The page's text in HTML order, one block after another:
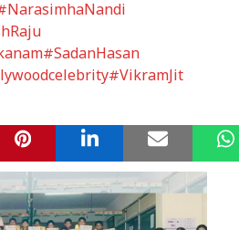
#SadanHasan
#VikramJit